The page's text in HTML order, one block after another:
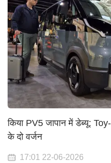
किया PV5 जापान में डेब्यू:
के दो वर्जन
17:01 22-06-2026